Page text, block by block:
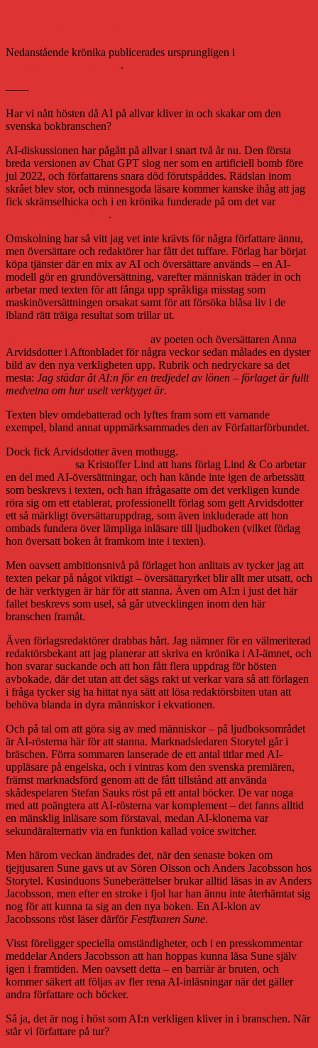
Nedanstående krönika publicerades ursprungligen i
.
——
Har vi nått hösten då AI på allvar kliver in och skakar om den
svenska bokbranschen?
AI-diskussionen har pågått på allvar i snart två år nu. Den första
breda versionen av Chat GPT slog ner som en artificiell bomb före
jul 2022, och författarens snara död förutspåddes. Rädslan inom
skrået blev stor, och minnesgoda läsare kommer kanske ihåg att jag
fick skrämselhicka och i en krönika funderade på om det var
.
Omskolning har så vitt jag vet inte krävts för några författare ännu,
men översättare och redaktörer har fått det tuffare. Förlag har börjat
köpa tjänster där en mix av AI och översättare används – en AI-
modell gör en grundöversättning, varefter människan träder in och
arbetar med texten för att fånga upp språkliga misstag som
maskinöversättningen orsakat samt för att försöka blåsa liv i de
ibland rätt träiga resultat som trillar ut.
av poeten och översättaren Anna
Arvidsdotter i Aftonbladet för några veckor sedan målades en dyster
bild av den nya verkligheten upp. Rubrik och nedryckare sa det
mesta: Jag städar åt AI:n för en tredjedel av lönen – förlaget är fullt
medvetna om hur uselt verktyget är.
Texten blev omdebatterad och lyftes fram som ett varnande
exempel, bland annat uppmärksammades den av Författarförbundet.
Dock fick Arvidsdotter även mothugg.
sa Kristoffer Lind att hans förlag Lind & Co arbetar
en del med AI-översättningar, och han kände inte igen de arbetssätt
som beskrevs i texten, och han ifrågasatte om det verkligen kunde
röra sig om ett etablerat, professionellt förlag som gett Arvidsdotter
ett så märkligt översättaruppdrag, som även inkluderade att hon
ombads fundera över lämpliga inläsare till ljudboken (vilket förlag
hon översatt boken åt framkom inte i texten).
Men oavsett ambitionsnivå på förlaget hon anlitats av tycker jag att
texten pekar på något viktigt – översättaryrket blir allt mer utsatt, och
de här verktygen är här för att stanna. Även om AI:n i just det här
fallet beskrevs som usel, så går utvecklingen inom den här
branschen framåt.
Även förlagsredaktörer drabbas hårt. Jag nämner för en välmeriterad
redaktörsbekant att jag planerar att skriva en krönika i AI-ämnet, och
hon svarar suckande och att hon fått flera uppdrag för hösten
avbokade, där det utan att det sägs rakt ut verkar vara så att förlagen
i fråga tycker sig ha hittat nya sätt att lösa redaktörsbiten utan att
behöva blanda in dyra människor i ekvationen.
Och på tal om att göra sig av med människor – på ljudboksområdet
är AI-rösterna här för att stanna. Marknadsledaren Storytel går i
bräschen. Förra sommaren lanserade de ett antal titlar med AI-
uppläsare på engelska, och i vintras kom den svenska premiären,
främst marknadsförd genom att de fått tillstånd att använda
skådespelaren Stefan Sauks röst på ett antal böcker. De var noga
med att poängtera att AI-rösterna var komplement – det fanns alltid
en mänsklig inläsare som förstaval, medan AI-klonerna var
sekundäralternativ via en funktion kallad voice switcher.
Men härom veckan ändrades det, när den senaste boken om
tjejtjusaren Sune gavs ut av Sören Olsson och Anders Jacobsson hos
Storytel. Kusinduons Suneberättelser brukar alltid läsas in av Anders
Jacobsson, men efter en stroke i fjol har han ännu inte återhämtat sig
nog för att kunna ta sig an den nya boken. En AI-klon av
Jacobssons röst läser därför Festfixaren Sune.
Visst föreligger speciella omständigheter, och i en presskommentar
meddelar Anders Jacobsson att han hoppas kunna läsa Sune själv
igen i framtiden. Men oavsett detta – en barriär är bruten, och
kommer säkert att följas av fler rena AI-inläsningar när det gäller
andra författare och böcker.
Så ja, det är nog i höst som AI:n verkligen kliver in i branschen. När
står vi författare på tur?